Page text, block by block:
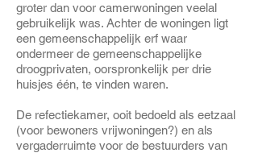
groter dan voor camerwoningen veelal
gebruikelijk was. Achter de woningen ligt
een gemeenschappelijk erf waar
ondermeer de gemeenschappelijke
droogprivaten, oorspronkelijk per drie
huisjes één, te vinden waren.
De refectiekamer, ooit bedoeld als eetzaal
(voor bewoners vrijwoningen?) en als
vergaderruimte voor de bestuurders van